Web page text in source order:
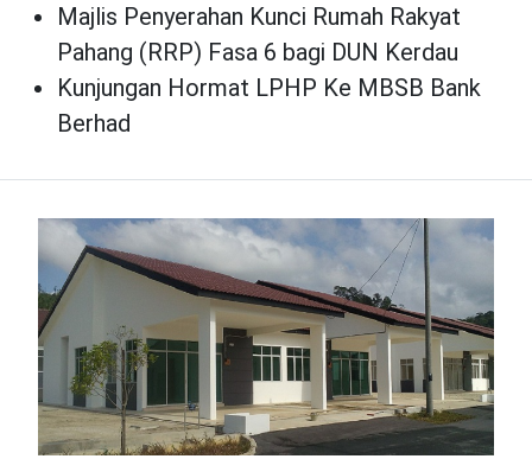
Majlis Penyerahan Kunci Rumah Rakyat
Pahang (RRP) Fasa 6 bagi DUN Kerdau
Kunjungan Hormat LPHP Ke MBSB Bank
Berhad